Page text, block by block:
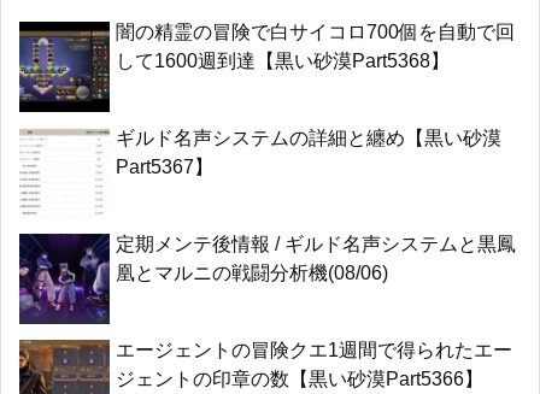
闇の精霊の冒険で白サイコロ700個を自動で回
して1600週到達【黒い砂漠Part5368】
ギルド名声システムの詳細と纏め【黒い砂漠
Part5367】
定期メンテ後情報 / ギルド名声システムと黒鳳
凰とマルニの戦闘分析機(08/06)
エージェントの冒険クエ1週間で得られたエー
ジェントの印章の数【黒い砂漠Part5366】